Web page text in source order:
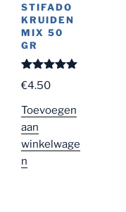
STIFADO
KRUIDEN
MIX 50
GR
Gewaardeer
d5.00
€4.50
Toevoegen
aan
winkelwage
n